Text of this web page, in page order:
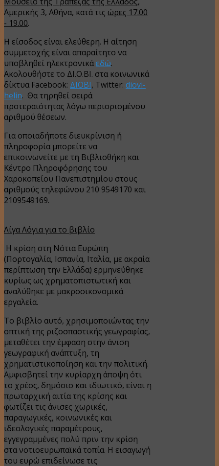
Αμερικής 3, Αθήνα, κατά τις ώρες 17.00
- 19.00.
Η είσοδος είναι ελεύθερη. Η αίτηση
συμμετοχής είναι απαραίτητο να
υποβληθεί ηλεκτρονικάεδώ.
Ακολουθήστε το ΔΙ.Ο.ΒΙ. στα κοινωνικά
δίκτυα Facebook: ΔΙΟΒΙ, Twitter: diovi­
helin. Θα τηρηθεί σειρά
προτεραιότητας λόγω περιορισμένου
αριθμού θέσεων.
Για οποιαδήποτε διευκρίνιση ή
πληροφορία μπορείτε να
επικοινωνείτε με τη Βιβλιοθήκη και
Κέντρο Πληροφόρησης του
Χαροκοπείου Πανεπιστημίου στους
αριθμούς τηλεφώνου 210 9549170 και
2109549169.
Λίγα Λόγια για το βιβλίο
Η κρίση στη Νότια Ευρώπη
(Πορτογαλία, Ισπανία, Ιταλία, με ακραία
περίπτωση την Ελλάδα) ερμηνεύθηκε
κυρίως ως χρηματοπιστωτική και
αναλύθηκε με μακροοικονομικά
εργαλεία.
Το βιβλίο αυτό, χρησιμοποιώντας την
οπτική της ριζοσπαστικής γεωγραφίας,
μεταθέτει την έμφαση στην άνιση
γεωγραφική ανάπτυξη, τη
χρηματιστικοποίηση και την πολιτική.
Αμφισβητεί την κυρίαρχη άποψη ότι
το χρέος, δημόσιο και ιδιωτικό, είναι η
πρωταρχική αιτία της κρίσης και
φωτίζει τις άνισες χωρικές,
παραγωγικές, κοινωνικές και
ιδεολογικές παραμέτρους,
εγγεγραμμένες πολύ πριν την κρίση
στα νοτιοευρωπαϊκά τοπία. Η εισαγωγή
του ευρώ επιδείνωσε τις